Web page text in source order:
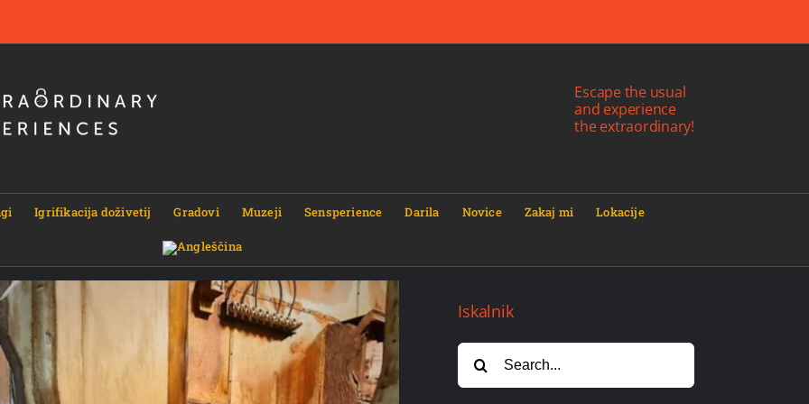
Escape the usual
and experience
the extraordinary!
Igrifikacija doživetij Gradovi Muzeji Sensperience Darila Novice Zakaj mi Lokacije
Iskalnik
for: